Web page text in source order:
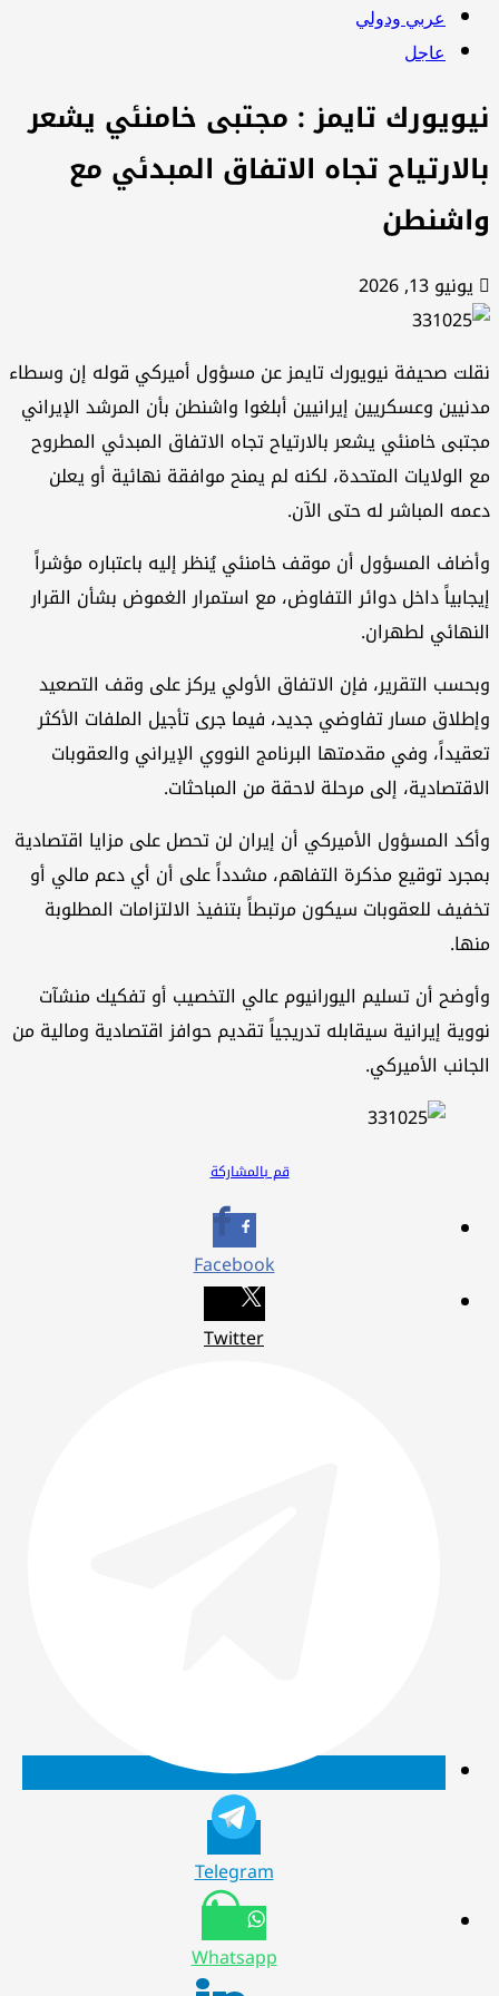
عربي ودولي
عاجل
تايمز : مجتبى خامنئي يشعر
تجاه الاتفاق المبدئي مع
يونيو 13, 2026
صحيفة نيويورك تايمز عن مسؤول أميركي قوله إن وسطاء
وعسكريين إيرانيين أبلغوا واشنطن بأن المرشد الإيراني
خامنئي يشعر بالارتياح تجاه الاتفاق المبدئي المطروح
الولايات المتحدة، لكنه لم يمنح موافقة نهائية أو يعلن
المباشر له حتى الآن.
المسؤول أن موقف خامنئي يُنظر إليه باعتباره مؤشراً
داخل دوائر التفاوض، مع استمرار الغموض بشأن القرار
لطهران.
التقرير، فإن الاتفاق الأولي يركز على وقف التصعيد
مسار تفاوضي جديد، فيما جرى تأجيل الملفات الأكثر
وفي مقدمتها البرنامج النووي الإيراني والعقوبات
إلى مرحلة لاحقة من المباحثات.
المسؤول الأميركي أن إيران لن تحصل على مزايا اقتصادية
توقيع مذكرة التفاهم، مشدداً على أن أي دعم مالي أو
للعقوبات سيكون مرتبطاً بتنفيذ الالتزامات المطلوبة
أن تسليم اليورانيوم عالي التخصيب أو تفكيك منشآت
إيرانية سيقابله تدريجياً تقديم حوافز اقتصادية ومالية من
الأميركي.
قم بالمشاركة
Facebook
Twitter
Telegram
Whatsapp